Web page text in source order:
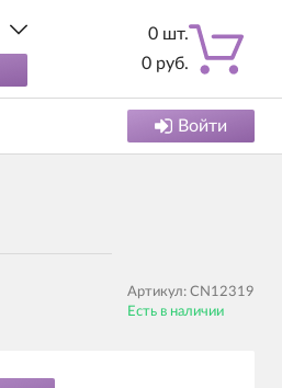
0 шт.
0 руб.
Войти
Артикул: CN12319
Есть в наличии